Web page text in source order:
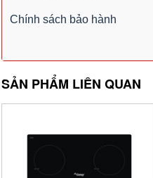
Chính sách bảo hành
SẢN PHẨM LIÊN QUAN